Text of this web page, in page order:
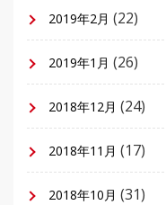
2019年2月 (22)
2019年1月 (26)
2018年12月 (24)
2018年11月 (17)
2018年10月 (31)